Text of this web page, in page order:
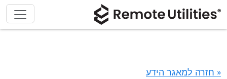
« חזרה למאגר הידע